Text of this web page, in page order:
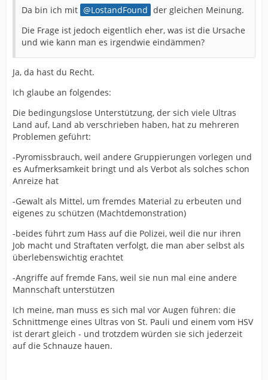
Da bin ich mit LostandFound der gleichen Meinung.
Die Frage ist jedoch eigentlich eher, was ist die Ursache
und wie kann man es irgendwie eindämmen?
Ja, da hast du Recht.
Ich glaube an folgendes:
Die bedingungslose Unterstützung, der sich viele Ultras
Land auf, Land ab verschrieben haben, hat zu mehreren
Problemen geführt:
-Pyromissbrauch, weil andere Gruppierungen vorlegen und
es Aufmerksamkeit bringt und als Verbot als solches schon
Anreize hat
-Gewalt als Mittel, um fremdes Material zu erbeuten und
eigenes zu schützen (Machtdemonstration)
-beides führt zum Hass auf die Polizei, weil die nur ihren
Job macht und Straftaten verfolgt, die man aber selbst als
überlebenswichtig erachtet
-Angriffe auf fremde Fans, weil sie nun mal eine andere
Mannschaft unterstützen
Ich meine, man muss es sich mal vor Augen führen: die
Schnittmenge eines Ultras von St. Pauli und einem vom HSV
ist derart gleich - und trotzdem würden sie sich jederzeit
auf die Schnauze hauen.